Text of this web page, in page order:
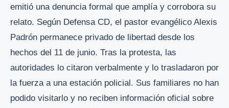
emitió una denuncia formal que amplía y corrobora su
relato. Según Defensa CD, el pastor evangélico Alexis
Padrón permanece privado de libertad desde los
hechos del 11 de junio. Tras la protesta, las
autoridades lo citaron verbalmente y lo trasladaron por
la fuerza a una estación policial. Sus familiares no han
podido visitarlo y no reciben información oficial sobre